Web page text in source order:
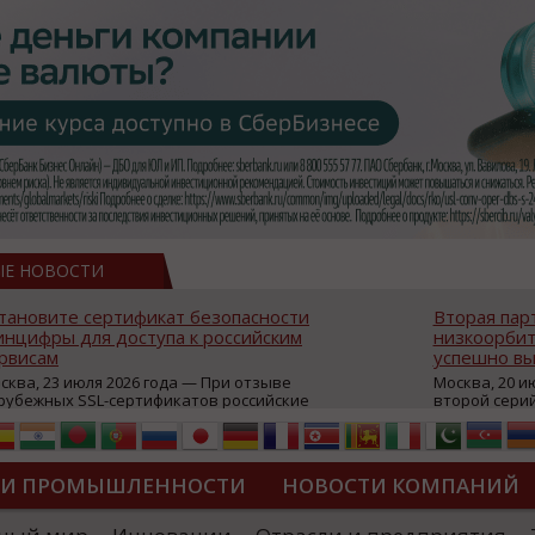
НОВОСТИ
сертификат безопасности
для доступа к российским
23 июля 2026 года — При отзыве
SSL-сертификатов российские
могут некорректно открываться в
браузерах (Google Chrome,
Edge и др.), а соединение с сервисами
ресурсы уже сообщили о
недоступности и ошибках при
из-за отзывов сертификатов
Вторая
успешно
Москва, 20
второй
аппаратов,
масштабной
интернет с
из
«Экономика
ПРОМЫШЛЕННОСТИ НОВОСТИ КОМПАНИЙ